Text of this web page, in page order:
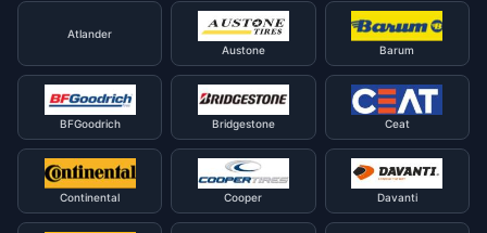
Atlander
Austone
Barum
BFGoodrich Bridgestone Ceat
Continental Cooper Davanti